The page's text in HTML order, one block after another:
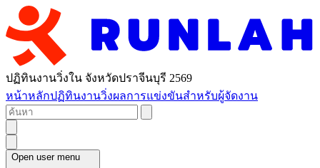
ปฏิทินงานวิ่งใน จังหวัดปราจีนบุรี 2569
หน้าหลักปฏิทินงานวิ่งผลการแข่งขันสำหรับผู้จัดงาน
Open user menu